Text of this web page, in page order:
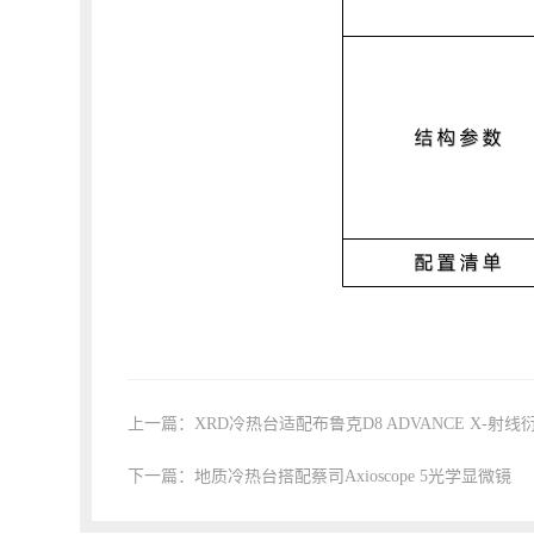
上一篇：XRD冷热台适配布鲁克D8 ADVANCE X-射线
下一篇：地质冷热台搭配蔡司Axioscope 5光学显微镜